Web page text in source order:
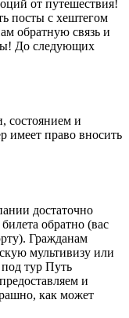
от путешествия!
посты с хештегом
обратную связь и
До следующих
состоянием и
право вносить
достаточно
обратно (вас
Гражданам
мультивизу или
тур Путь
и
как может